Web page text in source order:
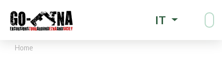
IT
Home